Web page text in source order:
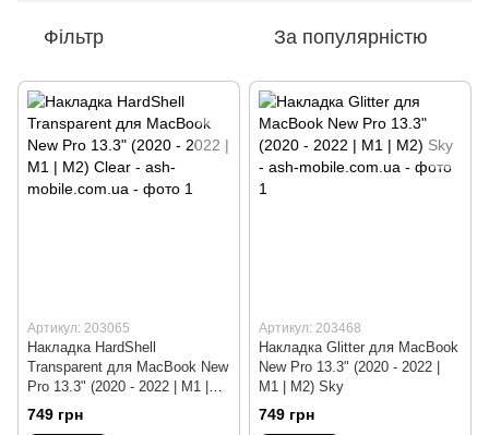
Фільтр За популярністю
Артикул: 203065
Накладка HardShell
Transparent для MacBook New
Pro 13.3" (2020 - 2022 | M1 |
M2) Clear
749 грн
Артикул: 203468
Накладка Glitter для MacBook
New Pro 13.3" (2020 - 2022 |
M1 | M2) Sky
749 грн